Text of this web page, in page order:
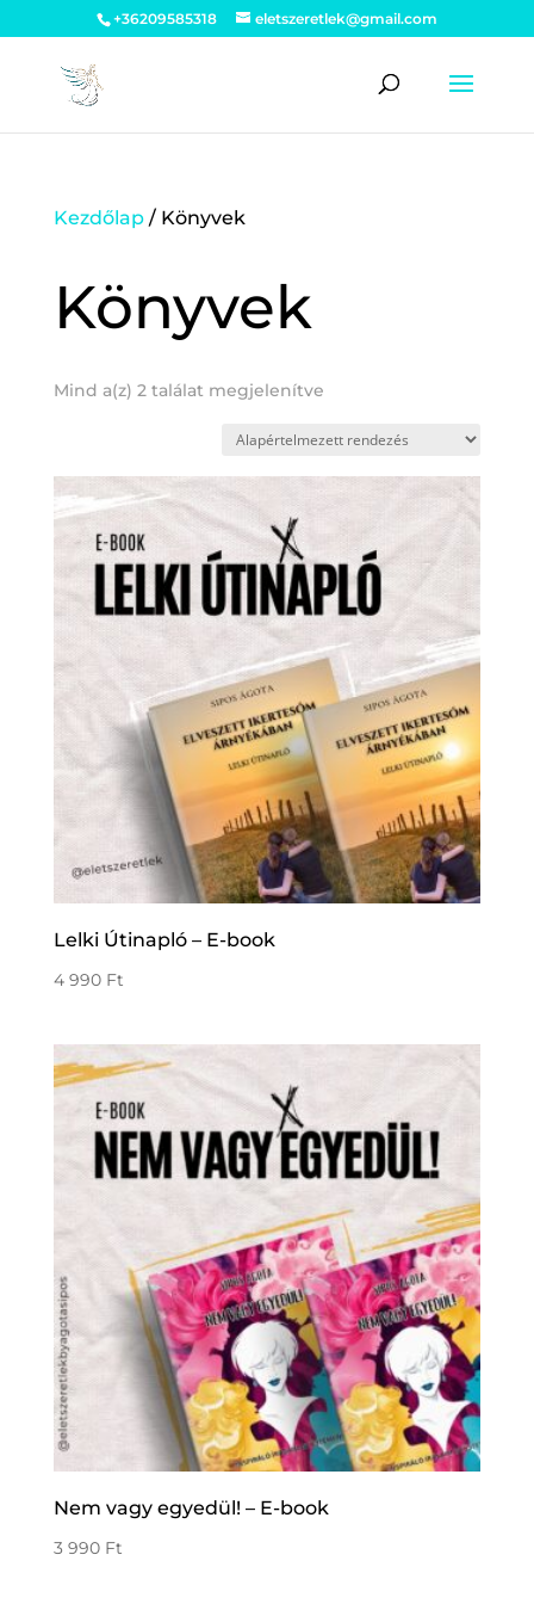
+36209585318 eletszeretlek@gmail.com
Kezdőlap/ Könyvek
Könyvek
Mind a(z) 2 találat megjelenítve
Lelki Útinapló – E-book
4 990 Ft
Nem vagy egyedül! – E-book
3 990 Ft